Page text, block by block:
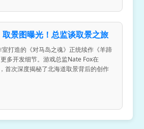
取景图曝光！总监谈取景之旅
打造的《对马岛之魂》正统续作《羊蹄
多开发细节。游戏总监Nate Fox在
首次深度揭秘了北海道取景背后的创作